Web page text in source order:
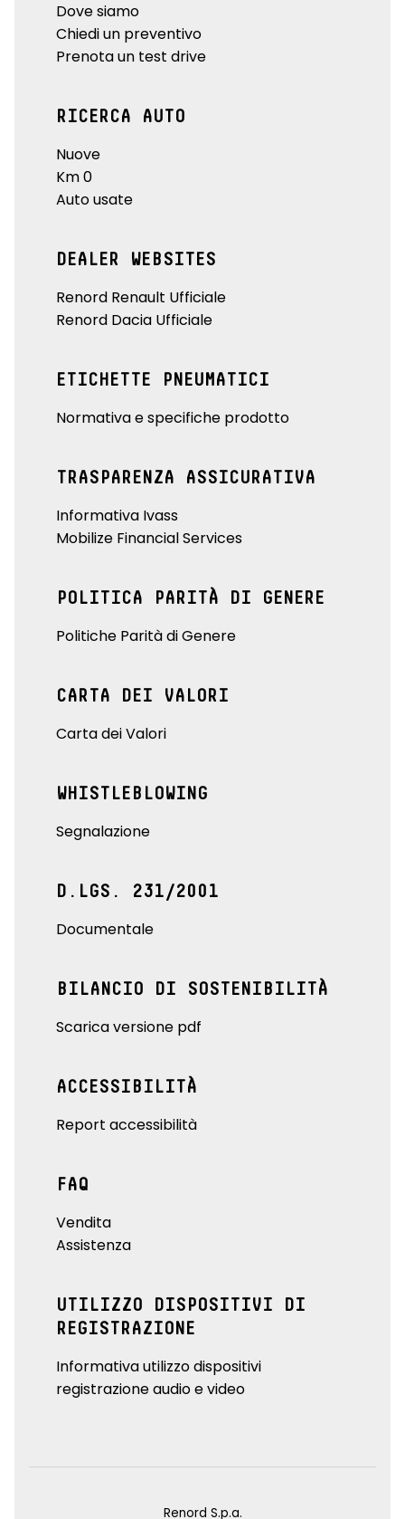
Dove siamo
Chiedi un preventivo
Prenota un test drive
RICERCA AUTO
Nuove
Km 0
Auto usate
DEALER WEBSITES
Renord Renault Ufficiale
Renord Dacia Ufficiale
ETICHETTE PNEUMATICI
Normativa e specifiche prodotto
TRASPARENZA ASSICURATIVA
Informativa Ivass
Mobilize Financial Services
POLITICA PARITÀ DI GENERE
Politiche Parità di Genere
CARTA DEI VALORI
Carta dei Valori
WHISTLEBLOWING
Segnalazione
D.LGS. 231/2001
Documentale
BILANCIO DI SOSTENIBILITÀ
Scarica versione pdf
ACCESSIBILITÀ
Report accessibilità
FAQ
Vendita
Assistenza
UTILIZZO DISPOSITIVI DI
REGISTRAZIONE
Informativa utilizzo dispositivi
registrazione audio e video
Renord S.p.a.